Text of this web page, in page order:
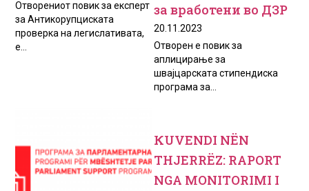
Отворениот повик за експерт
за Антикорупциската
проверка на легислативата,
e...
за вработени во ДЗР
20.11.2023
Отворен е повик за
аплицирање за
швајцарската стипендиска
програма за...
КUVENDI NËN
THJERRËZ: RAPORT
NGA MONITORIMI I